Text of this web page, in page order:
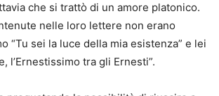
che si trattò di un amore platonico.
nelle loro lettere non erano
“Tu sei la luce della mia esistenza” e lei
l’Ernestissimo tra gli Ernesti”.